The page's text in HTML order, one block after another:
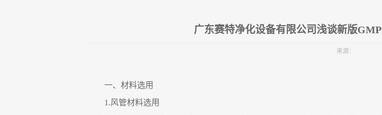
广东赛特净化设备有限公司浅谈新版
来源：
一、 材料选用
1.风管材料选用